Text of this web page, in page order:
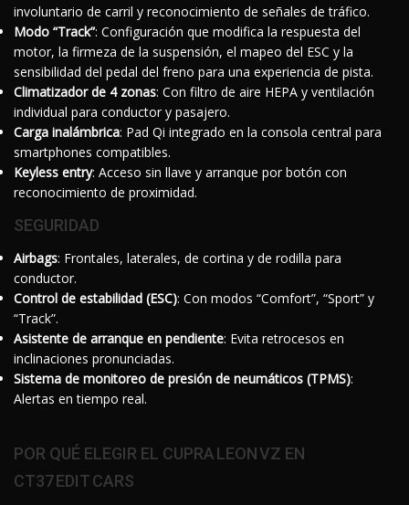
involuntario de carril y reconocimiento de señales de tráfico.
Modo “Track”: Configuración que modifica la respuesta del
motor, la firmeza de la suspensión, el mapeo del ESC y la
sensibilidad del pedal del freno para una experiencia de pista.
Climatizador de 4 zonas: Con filtro de aire HEPA y ventilación
individual para conductor y pasajero.
Carga inalámbrica: Pad Qi integrado en la consola central para
smartphones compatibles.
Keyless entry: Acceso sin llave y arranque por botón con
reconocimiento de proximidad.
SEGURIDAD
Airbags: Frontales, laterales, de cortina y de rodilla para
conductor.
Control de estabilidad (ESC): Con modos “Comfort”, “Sport” y
“Track”.
Asistente de arranque en pendiente: Evita retrocesos en
inclinaciones pronunciadas.
Sistema de monitoreo de presión de neumáticos (TPMS):
Alertas en tiempo real.
POR QUÉ ELEGIR EL CUPRA LEON VZ EN
CT37 EDIT CARS